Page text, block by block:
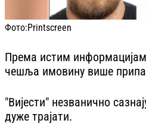
Фото:Printscreen
Према истим
чешља имовину више
"Вијести" незванично
дуже трајати.